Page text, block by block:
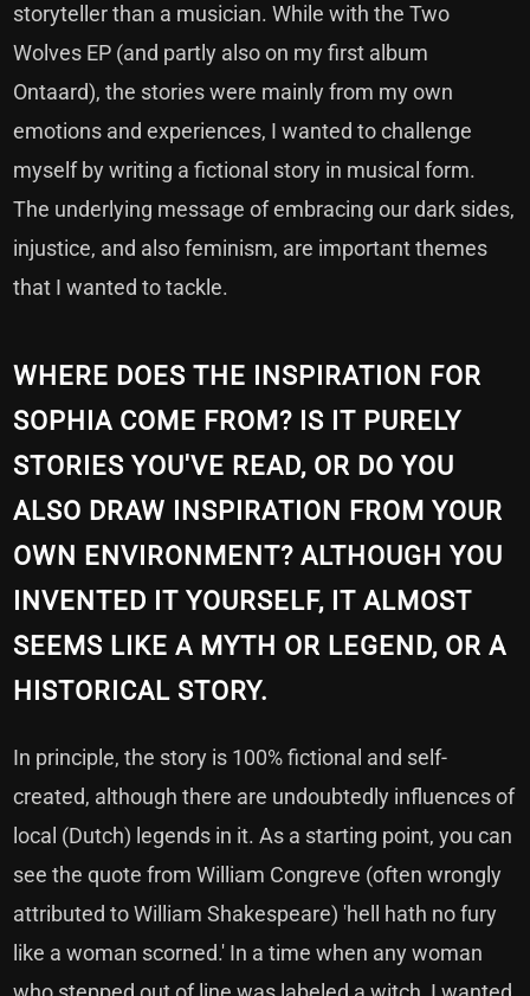
storyteller than a musician. While with the Two
Wolves EP (and partly also on my first album
Ontaard), the stories were mainly from my own
emotions and experiences, I wanted to challenge
myself by writing a fictional story in musical form.
The underlying message of embracing our dark sides,
injustice, and also feminism, are important themes
that I wanted to tackle.
WHERE DOES THE INSPIRATION FOR
SOPHIA COME FROM? IS IT PURELY
STORIES YOU'VE READ, OR DO YOU
ALSO DRAW INSPIRATION FROM YOUR
OWN ENVIRONMENT? ALTHOUGH YOU
INVENTED IT YOURSELF, IT ALMOST
SEEMS LIKE A MYTH OR LEGEND, OR A
HISTORICAL STORY.
In principle, the story is 100% fictional and self-
created, although there are undoubtedly influences of
local (Dutch) legends in it. As a starting point, you can
see the quote from William Congreve (often wrongly
attributed to William Shakespeare) 'hell hath no fury
like a woman scorned.' In a time when any woman